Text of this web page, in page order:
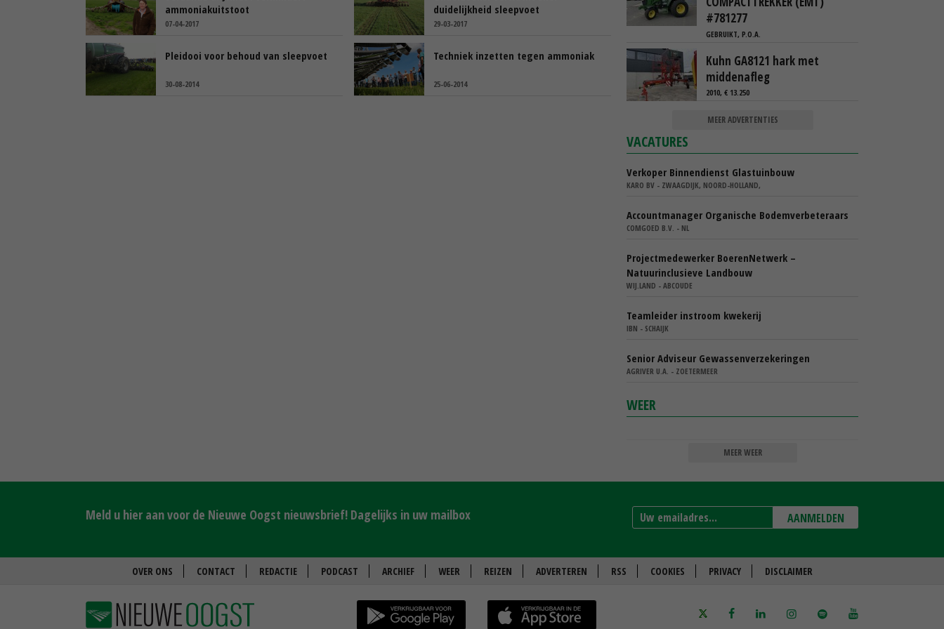
ammoniakuitstoot
07-04-2017
duidelijkheid sleepvoet
29-03-2017
Pleidooi voor behoud van sleepvoet
30-08-2014
Techniek inzetten tegen ammoniak
25-06-2014
#781277
GEBRUIKT, P.O.A.
Kuhn GA8121 hark met
middenafleg
2010, € 13.250
MEER ADVERTENTIES
VACATURES
Verkoper Binnendienst Glastuinbouw
KARO BV - ZWAAGDIJK, NOORD-HOLLAND,
Accountmanager Organische Bodemverbeteraars
COMGOED B.V. - NL
Projectmedewerker BoerenNetwerk –
Natuurinclusieve Landbouw
WIJ.LAND - ABCOUDE
Teamleider instroom kwekerij
IBN - SCHAIJK
Senior Adviseur Gewassenverzekeringen
AGRIVER U.A. - ZOETERMEER
WEER
MEER WEER
Meld u hier aan voor de Nieuwe Oogst nieuwsbrief! Dagelijks in uw mailbox AANMELDEN
OVER ONS CONTACT REDACTIE PODCAST ARCHIEF WEER REIZEN ADVERTEREN RSS COOKIES PRIVACY DISCLAIMER